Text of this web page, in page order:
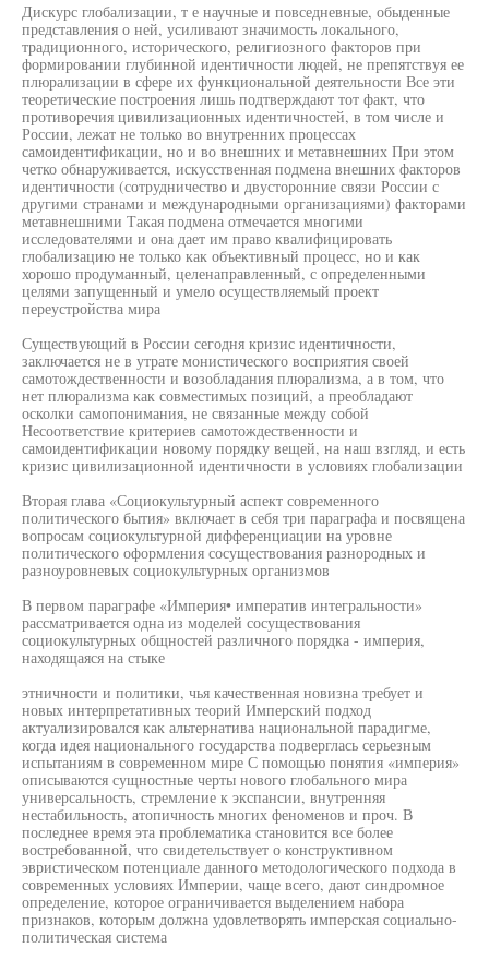
Дискурс глобализации, т е научные и повседневные, обыденные
представления о ней, усиливают значимость локального,
традиционного, исторического, религиозного факторов при
формировании глубинной идентичности людей, не препятствуя ее
плюрализации в сфере их функциональной деятельности Все эти
теоретические построения лишь подтверждают тот факт, что
противоречия цивилизационных идентичностей, в том числе и
России, лежат не только во внутренних процессах
самоидентификации, но и во внешних и метавнешних При этом
четко обнаруживается, искусственная подмена внешних факторов
идентичности (сотрудничество и двусторонние связи России с
другими странами и международными организациями) факторами
метавнешними Такая подмена отмечается многими
исследователями и она дает им право квалифицировать
глобализацию не только как объективный процесс, но и как
хорошо продуманный, целенаправленный, с определенными
целями запущенный и умело осуществляемый проект
переустройства мира
Существующий в России сегодня кризис идентичности,
заключается не в утрате монистического восприятия своей
самотождественности и возобладания плюрализма, а в том, что
нет плюрализма как совместимых позиций, а преобладают
осколки самопонимания, не связанные между собой
Несоответствие критериев самотождественности и
самоидентификации новому порядку вещей, на наш взгляд, и есть
кризис цивилизационной идентичности в условиях глобализации
Вторая глава «Социокультурный аспект современного
политического бытия» включает в себя три параграфа и посвящена
вопросам социокультурной дифференциации на уровне
политического оформления сосуществования разнородных и
разноуровневых социокультурных организмов
В первом параграфе «Империя• императив интегральности»
рассматривается одна из моделей сосуществования
социокультурных общностей различного порядка - империя,
находящаяся на стыке
этничности и политики, чья качественная новизна требует и
новых интерпретативных теорий Имперский подход
актуализировался как альтернатива национальной парадигме,
когда идея национального государства подверглась серьезным
испытаниям в современном мире С помощью понятия «империя»
описываются сущностные черты нового глобального мира
универсальность, стремление к экспансии, внутренняя
нестабильность, атопичность многих феноменов и проч. В
последнее время эта проблематика становится все более
востребованной, что свидетельствует о конструктивном
эвристическом потенциале данного методологического подхода в
современных условиях Империи, чаще всего, дают синдромное
определение, которое ограничивается выделением набора
признаков, которым должна удовлетворять имперская социально-
политическая система